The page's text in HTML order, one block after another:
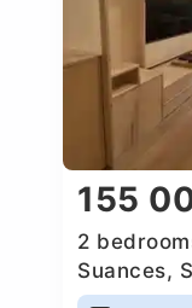
155
2
Suances,